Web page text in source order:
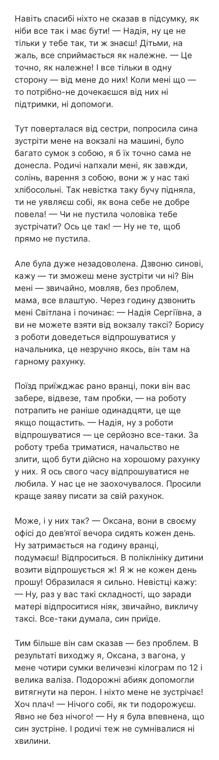
Навіть спасибі ніхто не сказав в підсумку, як
ніби все так і має бути! — Надія, ну це не
тільки у тебе так, ти ж знаєш! Дітьми, на
жаль, все сприймається як належне. — Це
точно, як належне! І все тільки в одну
сторону — від мене до них! Коли мені що —
то потрібно-не дочекаєшся від них ні
підтримки, ні допомоги.
Тут поверталася від сестри, попросила сина
зустріти мене на вокзалі на машині, було
багато сумок з собою, я б їх точно сама не
донесла. Родичі напхали мені, як завжди,
солінь, варення з собою, вони ж у нас такі
хлібосольні. Так невістка таку бучу підняла,
ти не уявляєш собі, як вона себе не добре
повела! — Чи не пустила чоловіка тебе
зустрічати? Ось це так! — Ну не те, щоб
прямо не пустила.
Але була дуже незадоволена. Дзвоню синові,
кажу — ти зможеш мене зустріти чи ні? Він
мені — звичайно, мовляв, без проблем,
мама, все влаштую. Через годину дзвонить
мені Світлана і починає: — Надія Сергіївна, а
ви не можете взяти від вокзалу таксі? Борису
з роботи доведеться відпрошуватися у
начальника, це незручно якось, він там на
гарному рахунку.
Поїзд приїжджає рано вранці, поки він вас
забере, відвезе, там пробки, — на роботу
потрапить не раніше одинадцяти, це ще
якщо пощастить. — Надія, ну з роботи
відпрошуватися — це серйозно все-таки. За
роботу треба триматися, начальство не
злити, щоб бути дійсно на хорошому рахунку
у них. Я ось свого часу відпрошуватися не
любила. У нас це не заохочувалося. Просили
краще заяву писати за свій рахунок.
Може, і у них так? — Оксана, вони в своєму
офісі до дев’ятої вечора сидять кожен день.
Ну затримається на годину вранці,
подумаєш! Відпроситься. В поліклініку дитини
возити відпрошується ж! Я ж не кожен день
прошу! Образилася я сильно. Невістці кажу:
— Ну, раз у вас такі складності, що заради
матері відпроситися ніяк, звичайно, викличу
таксі. Все-таки думала, син приїде.
Тим більше він сам сказав — без проблем. В
результаті виходжу я, Оксана, з вагона, у
мене чотири сумки величезні кілограм по 12 і
велика валіза. Подорожні абияк допомогли
витягнути на перон. І ніхто мене не зустрічає!
Хоч плач! — Нічого собі, як ти подорожуєш.
Явно не без нічого! — Ну я була впевнена, що
син зустріне. І родичі теж не сумнівалися ні
хвилини.